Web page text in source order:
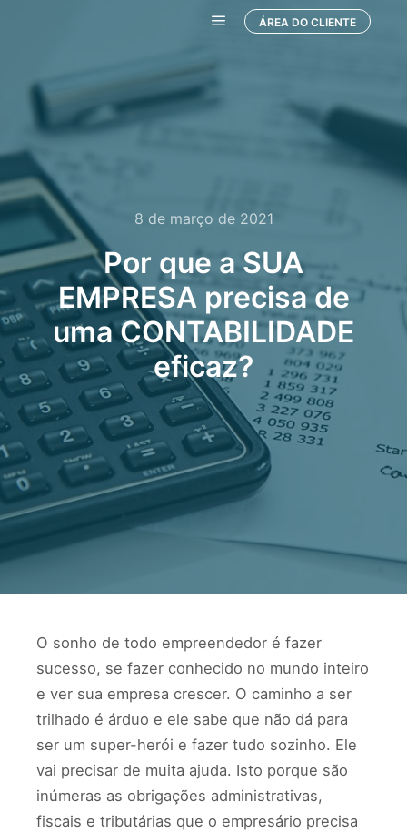
ÁREA DO CLIENTE
8 de março de 2021
Por que a SUA
EMPRESA precisa de
uma CONTABILIDADE
eficaz?
O sonho de todo empreendedor é fazer
sucesso, se fazer conhecido no mundo inteiro
e ver sua empresa crescer. O caminho a ser
trilhado é árduo e ele sabe que não dá para
ser um super-herói e fazer tudo sozinho. Ele
vai precisar de muita ajuda. Isto porque são
inúmeras as obrigações administrativas,
fiscais e tributárias que o empresário precisa